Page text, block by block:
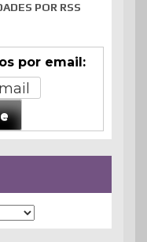
POR RSS
por email: